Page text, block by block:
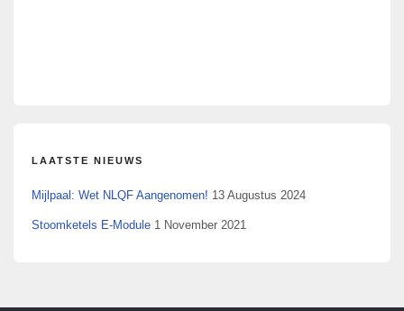
LAATSTE NIEUWS
Mijlpaal: Wet NLQF Aangenomen! 13 Augustus 2024
Stoomketels E-Module 1 November 2021